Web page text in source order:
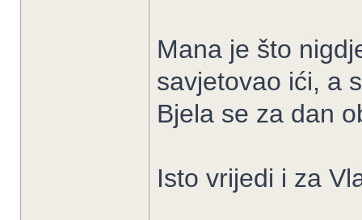
Mana je što
savjetovao ići, a
Bjela se za dan
Isto vrijedi i za